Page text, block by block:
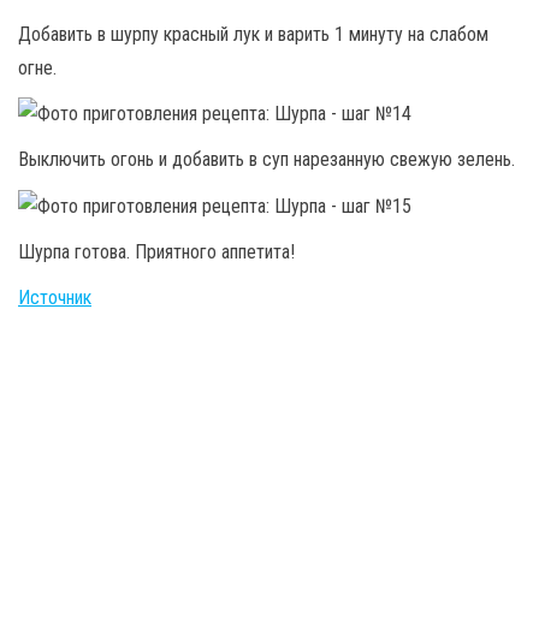
Добавить в шурпу красный лук и варить 1 минуту на слабом
огне.
Выключить огонь и добавить в суп нарезанную свежую зелень.
Шурпа готова. Приятного аппетита!
Источник